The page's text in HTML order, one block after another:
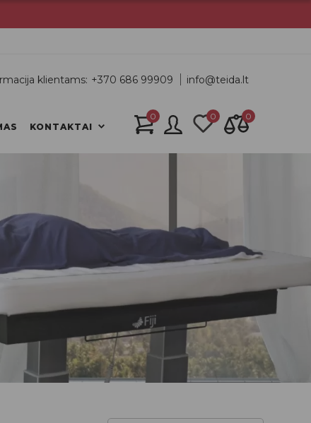
klientams: +370 686 99909 info@teida.lt
KONTAKTAI
0 0 0